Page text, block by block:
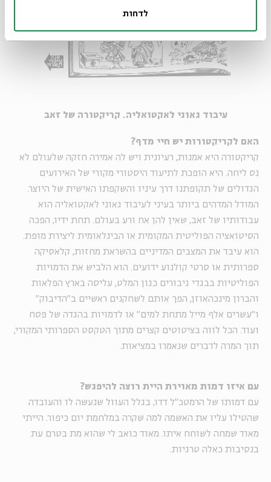
לדחות
עיבוד גאוני לאקטואליה. קריקטורה של זאב
האם לקריקטורות יש חיי מדף?
קריקטורה היא אמנות, רעיונית ויש לה אמירה חזקה שלעולם לא
נס ליחה. היא הופכת לתיעוד היסטורי מקורי של האירועים
הגדולים של תקופתנו דרך עיניו והשקפתו האישית של היוצר.
המודל המדהים ביותר בעיני לעיבוד גאוני לאקטואליה הוא
עבודותיו של זאב, שאין להן אח ורע בעולם. תחת ידיו, הפכה
הסיטואציה הפוליטית המקומית או הבינלאומית ליצירת מופת.
הוא עיבד את המצבים המדיניים בהשראת מחזות, קלאסיקה
ספרותית או סרטי קולנוע ידועים. הוא הלביש את הדמויות
הפוליטיות בבגדי גיבורים כגון המלט, עליסה בארץ הפלאות
והברון מינכהאוזן, הפך אותם לשחקנים ראשיים ב"הדיבוק"
ו"עשרים אלף מייל מתחת למים" או לדמויות בהגדה של פסח
ועוד. הכל לווה בציטוטים קצרים מתוך הטקסט הספרותי המקורי,
תוך המרה לדברים שנאמרו במציאות.
עם איזו דמות מאוירת היית רוצה להיפגש?
עם דמותו של הרמטכ"ל דדו, בגלל העוול שנעשה לו והעובדה
שהטילו עליו את האשמה למה שקרה במלחמת יום כיפור. הייתי
מאוד שמחה לשוחח איתו. מאוד כואב לי שהוא מת בטרם עת
בנסיבות כאלה טרגיות.